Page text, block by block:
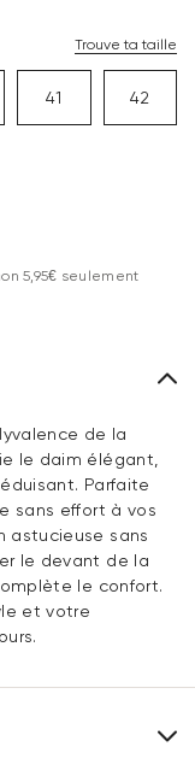
Trouve ta taille
41 42
5,95€ seulement
de la
le daim élégant,
Parfaite
sans effort à vos
astucieuse sans
le devant de la
le confort.
et votre